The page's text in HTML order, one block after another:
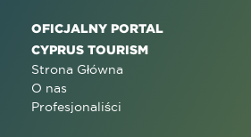
OFICJALNY PORTAL
CYPRUS TOURISM
Strona Główna
O nas
Profesjonaliści